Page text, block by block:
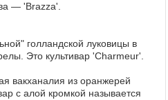
— 'Brazza'.
голландской луковицы в
Это культивар 'Charmeur'.
вакханалия из оранжерей
с алой кромкой называется